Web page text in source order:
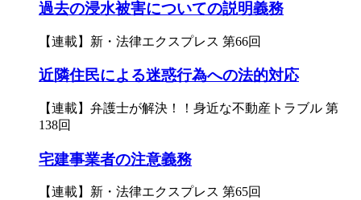
過去の浸水被害についての説明義務
【連載】新・法律エクスプレス 第66回
近隣住民による迷惑行為への法的対応
【連載】弁護士が解決！！身近な不動産トラブル 第
138回
宅建事業者の注意義務
【連載】新・法律エクスプレス 第65回